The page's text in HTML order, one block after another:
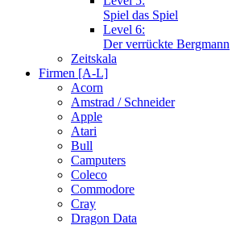
Spiel das Spiel
Level 6:
Der verrückte Bergmann
Zeitskala
Firmen [A-L]
Acorn
Amstrad / Schneider
Apple
Atari
Bull
Camputers
Coleco
Commodore
Cray
Dragon Data